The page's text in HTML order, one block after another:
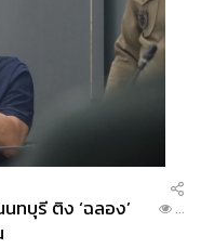
ทบุรี ติง ‘ฉลอง’
...